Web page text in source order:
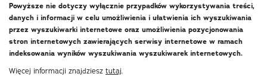
Powyższe nie dotyczy wyłącznie przypadków wykorzystywania treści,
danych i informacji w celu umożliwienia i ułatwienia ich wyszukiwania
przez wyszukiwarki internetowe oraz umożliwienia pozycjonowania
stron internetowych zawierających serwisy internetowe w ramach
indeksowania wyników wyszukiwania wyszukiwarek internetowych.
Więcej informacji znajdziesz tutaj.